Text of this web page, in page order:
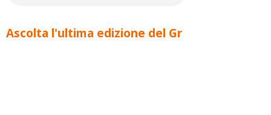
Ascolta l'ultima edizione del Gr